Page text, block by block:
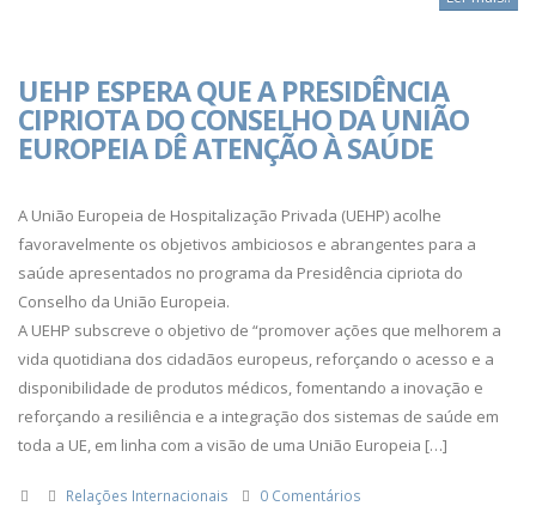
UEHP ESPERA QUE A PRESIDÊNCIA
CIPRIOTA DO CONSELHO DA UNIÃO
EUROPEIA DÊ ATENÇÃO À SAÚDE
A União Europeia de Hospitalização Privada (UEHP) acolhe
favoravelmente os objetivos ambiciosos e abrangentes para a
saúde apresentados no programa da Presidência cipriota do
Conselho da União Europeia.
A UEHP subscreve o objetivo de “promover ações que melhorem a
vida quotidiana dos cidadãos europeus, reforçando o acesso e a
disponibilidade de produtos médicos, fomentando a inovação e
reforçando a resiliência e a integração dos sistemas de saúde em
toda a UE, em linha com a visão de uma União Europeia […]
Relações Internacionais 0 Comentários